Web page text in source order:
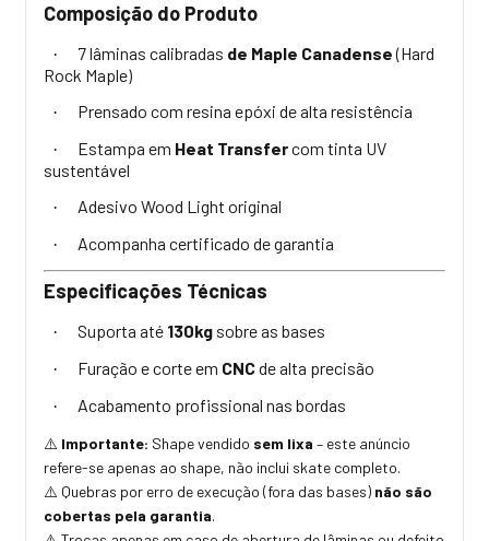
Composição do Produto
· 7 lâminas calibradas de Maple Canadense(Hard
Rock Maple)
· Prensado com resina epóxi de alta resistência
· Estampa em Heat Transfercom tinta UV
sustentável
· Adesivo Wood Light original
· Acompanha certificado de garantia
Especificações Técnicas
· Suporta até 130kg sobre as bases
· Furação e corte em CNCde alta precisão
· Acabamento profissional nas bordas
⚠️ Importante: Shape vendido sem lixa – este anúncio
refere-se apenas ao shape, não inclui skate completo.
⚠️ Quebras por erro de execução (fora das bases) não são
cobertas pela garantia.